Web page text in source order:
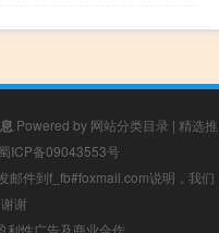
Powered by 网站分类目录 | 精选推
ICP备09043553号
邮件到f_fb#foxmail.com说明，我们
谢
利性广告及商业合作